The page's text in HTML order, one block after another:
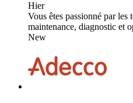
Hier
Vous êtes passionné par
maintenance, diagnostic et
New